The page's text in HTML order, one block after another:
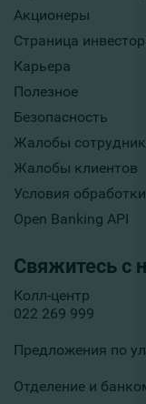
Акционеры
Страница
Карьера
Полезное
Безопасность
Жалобы
Жалобы клиентов
Условия
Open Banking API
Свяжитесь с
Колл-центр
022 269 999
Предложения по
Отделение и